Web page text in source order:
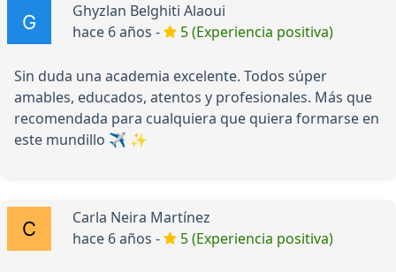
Ghyzlan Belghiti Alaoui
hace 6 años -
5 (Experiencia positiva)
Sin duda una academia excelente. Todos súper
amables, educados, atentos y profesionales. Más que
recomendada para cualquiera que quiera formarse en
este mundillo ✈️ ✨
Carla Neira Martínez
hace 6 años -
5 (Experiencia positiva)